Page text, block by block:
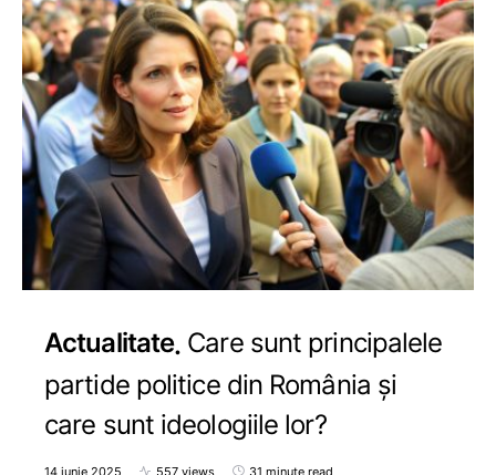
Actualitate Care sunt principalele
partide politice din România și
care sunt ideologiile lor?
14 iunie 2025 557 views 31 minute read